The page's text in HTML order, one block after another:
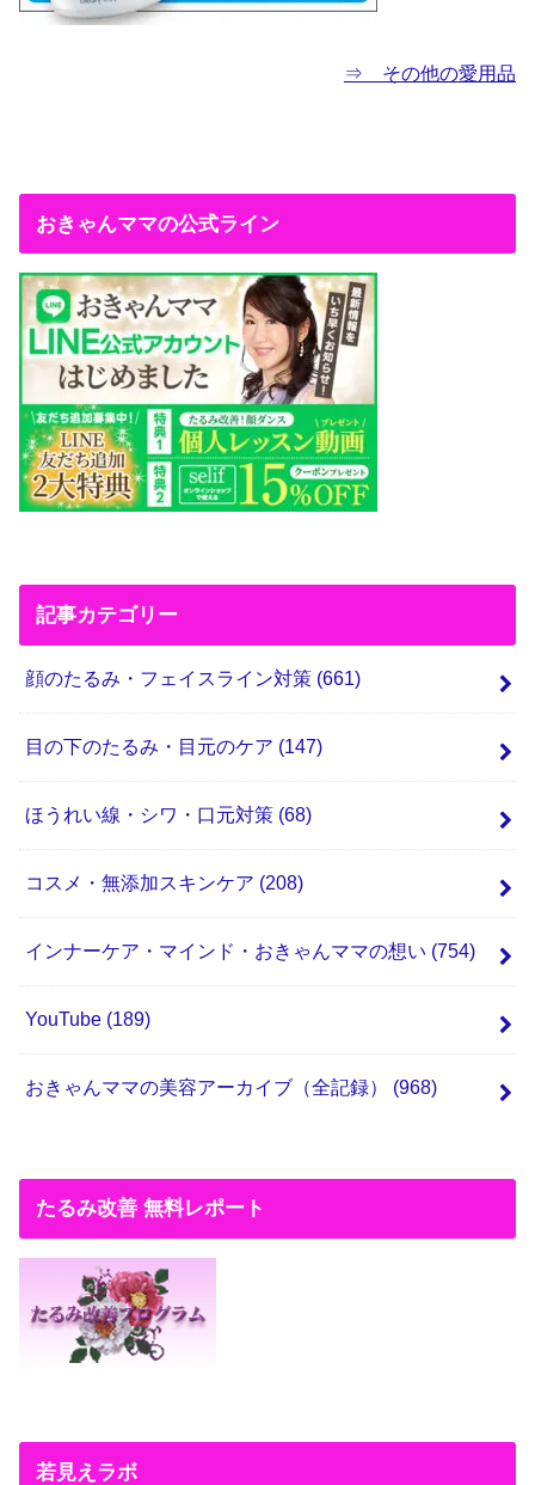
⇒ その他の愛用品
おきゃんママの公式ライン
記事カテゴリー
顔のたるみ・フェイスライン対策 (661)
目の下のたるみ・目元のケア (147)
ほうれい線・シワ・口元対策 (68)
コスメ・無添加スキンケア (208)
インナーケア・マインド・おきゃんママの想い (754)
YouTube (189)
おきゃんママの美容アーカイブ（全記録） (968)
たるみ改善 無料レポート
若見えラボ